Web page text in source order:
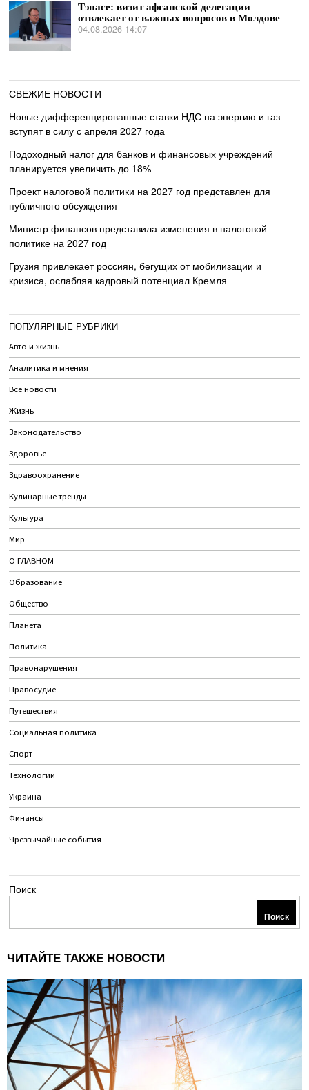
Тэнасе: визит афганской делегации
отвлекает от важных вопросов в Молдове
04.08.2026 14:07
СВЕЖИЕ НОВОСТИ
Новые дифференцированные ставки НДС на энергию и газ
вступят в силу с апреля 2027 года
Подоходный налог для банков и финансовых учреждений
планируется увеличить до 18%
Проект налоговой политики на 2027 год представлен для
публичного обсуждения
Министр финансов представила изменения в налоговой
политике на 2027 год
Грузия привлекает россиян, бегущих от мобилизации и
кризиса, ослабляя кадровый потенциал Кремля
ПОПУЛЯРНЫЕ РУБРИКИ
Авто и жизнь
Аналитика и мнения
Все новости
Жизнь
Законодательство
Здоровье
Здравоохранение
Кулинарные тренды
Культура
Мир
О ГЛАВНОМ
Образование
Общество
Планета
Политика
Правонарушения
Правосудие
Путешествия
Социальная политика
Спорт
Технологии
Украина
Финансы
Чрезвычайные события
Поиск
Поиск
ЧИТАЙТЕ ТАКЖЕ НОВОСТИ